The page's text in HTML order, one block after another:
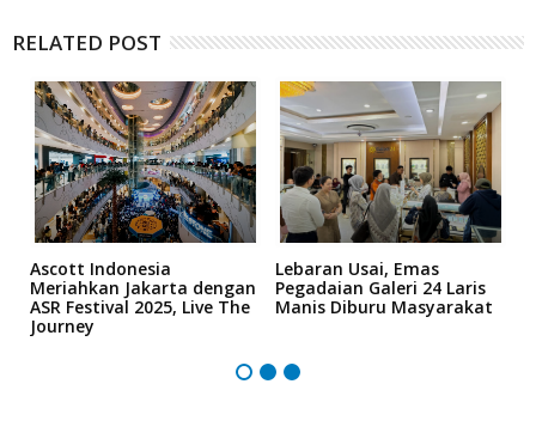
RELATED POST
Ascott Indonesia
Meriahkan Jakarta dengan
ASR Festival 2025, Live The
Journey
Lebaran Usai, Emas
Pegadaian Galeri 24 Laris
Manis Diburu Masyarakat